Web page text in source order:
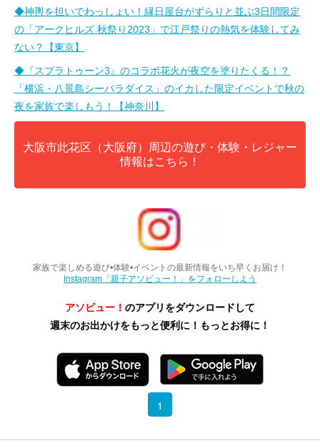
◆神輿を担いでわっしょい！縁日屋台がずらりと並ぶ3日間限定
の「アークヒルズ 秋祭り2023」で江戸祭りの熱気を体験してみ
ない？【東京】
◆『スプラトゥーン3』のコラボ花火が夜空を塗りたくる！？
「横浜・八景島シーパラダイス」のイカした限定イベントで秋の
夜を家族で楽しもう！【神奈川】
大阪市此花区（大阪府）周辺の遊び・体験・レジャー
情報はこちら！
家族で楽しめる遊び•体験•イベントの最新情報をいち早くお届け！
Instagram「親子アソビュー！」をフォローしよう
アソビュー！ のアプリをダウンロードして
週末のお出かけをもっと便利に！もっとお得に！
1